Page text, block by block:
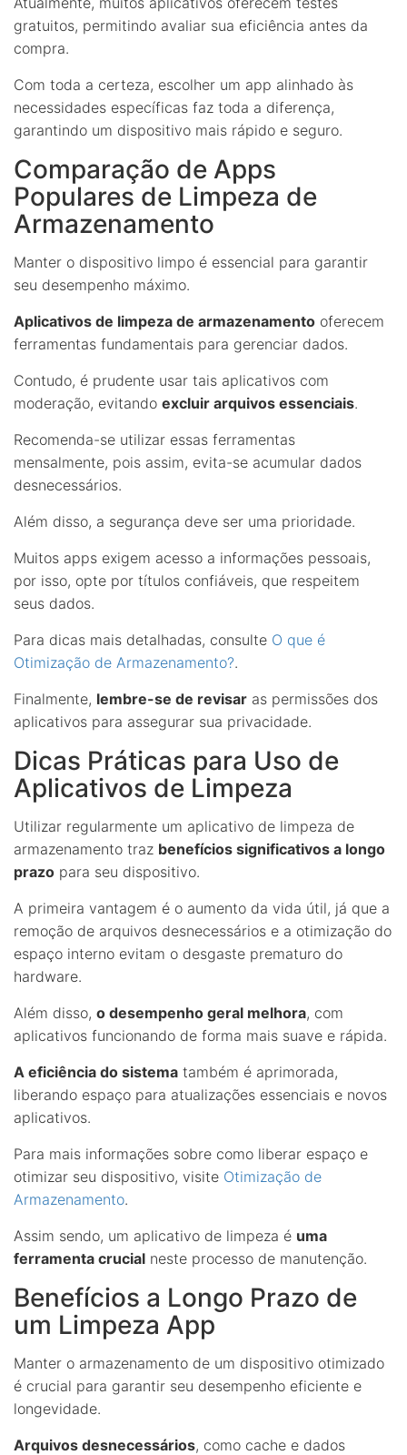
gratuitos, permitindo avaliar sua eficiência antes da
compra.
Com toda a certeza, escolher um app alinhado às
necessidades específicas faz toda a diferença,
garantindo um dispositivo mais rápido e seguro.
Comparação de Apps
Populares de Limpeza de
Armazenamento
Manter o dispositivo limpo é essencial para garantir
seu desempenho máximo.
Aplicativos de limpeza de armazenamento oferecem
ferramentas fundamentais para gerenciar dados.
Contudo, é prudente usar tais aplicativos com
moderação, evitando excluir arquivos essenciais.
Recomenda-se utilizar essas ferramentas
mensalmente, pois assim, evita-se acumular dados
desnecessários.
Além disso, a segurança deve ser uma prioridade.
Muitos apps exigem acesso a informações pessoais,
por isso, opte por títulos confiáveis, que respeitem
seus dados.
Para dicas mais detalhadas, consulte O que é
Otimização de Armazenamento?.
Finalmente, lembre-se de revisar as permissões dos
aplicativos para assegurar sua privacidade.
Dicas Práticas para Uso de
Aplicativos de Limpeza
Utilizar regularmente um aplicativo de limpeza de
armazenamento traz benefícios significativos a longo
prazo para seu dispositivo.
A primeira vantagem é o aumento da vida útil, já que a
remoção de arquivos desnecessários e a otimização do
espaço interno evitam o desgaste prematuro do
hardware.
Além disso, o desempenho geral melhora, com
aplicativos funcionando de forma mais suave e rápida.
A eficiência do sistema também é aprimorada,
liberando espaço para atualizações essenciais e novos
aplicativos.
Para mais informações sobre como liberar espaço e
otimizar seu dispositivo, visite Otimização de
Armazenamento.
Assim sendo, um aplicativo de limpeza é uma
ferramenta crucial neste processo de manutenção.
Benefícios a Longo Prazo de
um Limpeza App
Manter o armazenamento de um dispositivo otimizado
é crucial para garantir seu desempenho eficiente e
longevidade.
Arquivos desnecessários, como cache e dados